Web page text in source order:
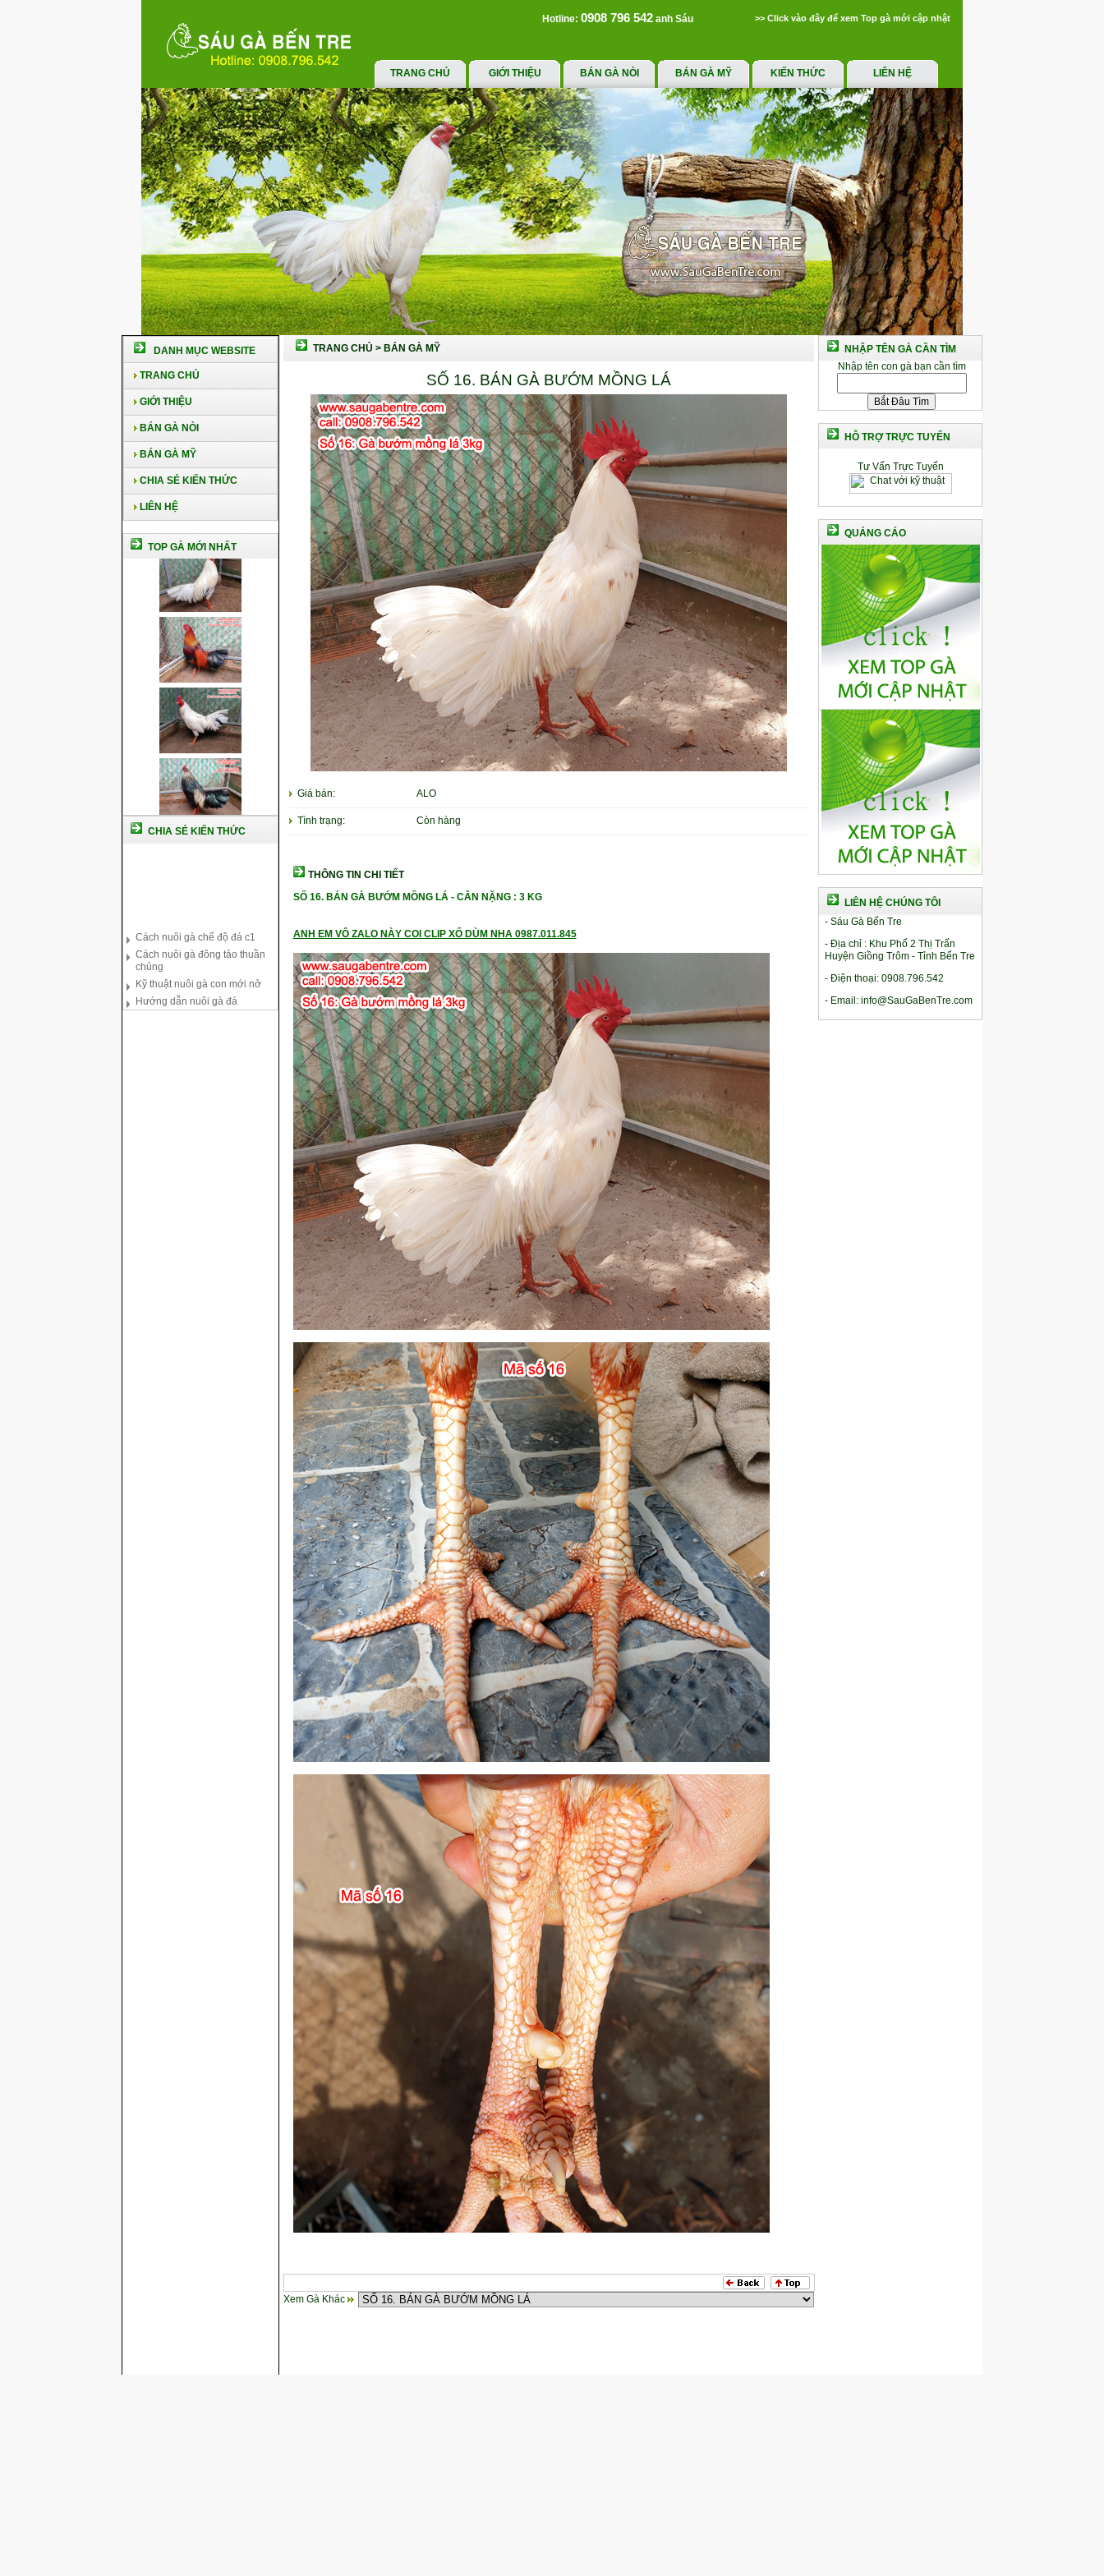
Hotline: 0908 796 542 anh Sáu >> Click vào đây để xem Top gà mới cập nhật
TRANG CHỦ GIỚI THIỆU BÁN GÀ NÒI BÁN GÀ MỸ KIẾN THỨC LIÊN HỆ
DANH MỤC WEBSITE
TRANG CHỦ
GIỚI THIỆU
BÁN GÀ NÒI
BÁN GÀ MỸ
CHIA SẺ KIẾN THỨC
LIÊN HỆ
TOP GÀ MỚI NHẤT
CHIA SẺ KIẾN THỨC
Kỹ thuật nuôi gà con mới nở
Hướng dẫn nuôi gà đá
Tại sao bạn cần biết cách nuôi
gà chọi ?
Cách điều trị bệnh sổ mũi cho
TRANG CHỦ > BÁN GÀ MỸ
SỐ 16. BÁN GÀ BƯỚM MỒNG LÁ
Giá bán: ALO
Tình trạng: Còn hàng
THÔNG TIN CHI TIẾT
SỐ 16.BÁN GÀ BƯỚM MỒNG LÁ - CÂN NẶNG : 3 KG
ANH EM VÔ ZALO NÀY COI CLIP XỔ DÙM NHA 0987.011.845
Xem Gà Khác
NHẬP TÊN GÀ CẦN TÌM
Nhập tên con gà bạn cần tìm
HỖ TRỢ TRỰC TUYẾN
Tư Vấn Trực Tuyến
QUẢNG CÁO
LIÊN HỆ CHÚNG TÔI
- Sáu Gà Bến Tre
- Địa chỉ : Khu Phố 2 Thị Trấn
Huyện Giồng Trôm - Tỉnh Bến Tre
- Điện thoại: 0908.796.542
- Email: info@SauGaBenTre.com